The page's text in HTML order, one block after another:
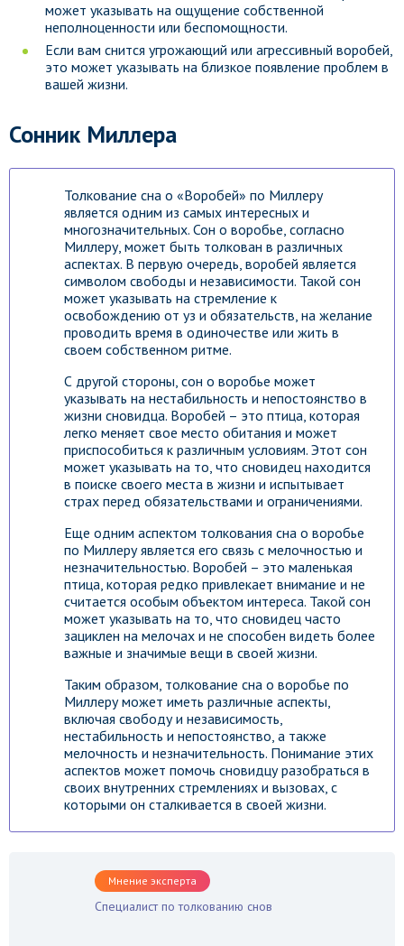
может указывать на ощущение собственной
неполноценности или беспомощности.
Если вам снится угрожающий или агрессивный воробей,
это может указывать на близкое появление проблем в
вашей жизни.
Сонник Миллера
Толкование сна о «Воробей» по Миллеру
является одним из самых интересных и
многозначительных. Сон о воробье, согласно
Миллеру, может быть толкован в различных
аспектах. В первую очередь, воробей является
символом свободы и независимости. Такой сон
может указывать на стремление к
освобождению от уз и обязательств, на желание
проводить время в одиночестве или жить в
своем собственном ритме.
С другой стороны, сон о воробье может
указывать на нестабильность и непостоянство в
жизни сновидца. Воробей – это птица, которая
легко меняет свое место обитания и может
приспособиться к различным условиям. Этот сон
может указывать на то, что сновидец находится
в поиске своего места в жизни и испытывает
страх перед обязательствами и ограничениями.
Еще одним аспектом толкования сна о воробье
по Миллеру является его связь с мелочностью и
незначительностью. Воробей – это маленькая
птица, которая редко привлекает внимание и не
считается особым объектом интереса. Такой сон
может указывать на то, что сновидец часто
зациклен на мелочах и не способен видеть более
важные и значимые вещи в своей жизни.
Таким образом, толкование сна о воробье по
Миллеру может иметь различные аспекты,
включая свободу и независимость,
нестабильность и непостоянство, а также
мелочность и незначительность. Понимание этих
аспектов может помочь сновидцу разобраться в
своих внутренних стремлениях и вызовах, с
которыми он сталкивается в своей жизни.
Мнение эксперта
Специалист по толкованию снов